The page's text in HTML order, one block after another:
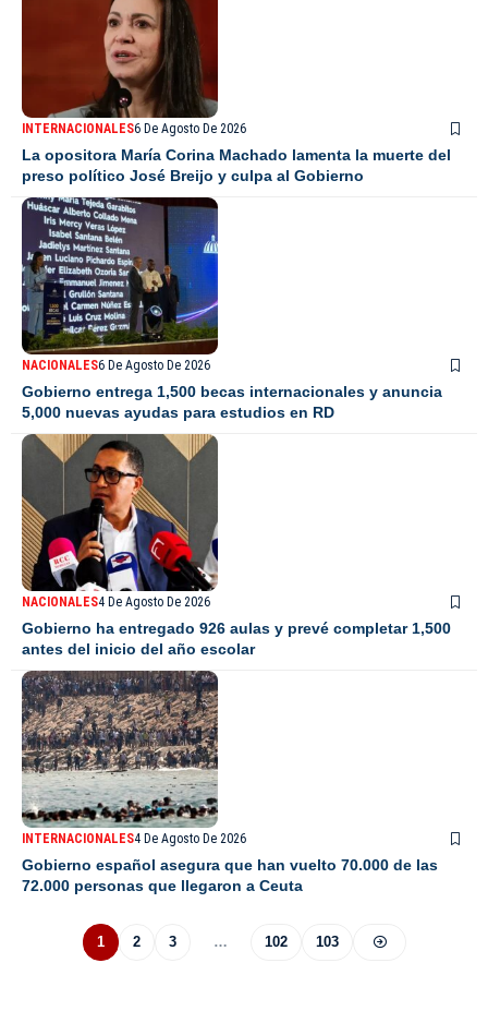
INTERNACIONALES6 De Agosto De 2026
La opositora María Corina Machado lamenta la muerte del
preso político José Breijo y culpa al Gobierno
NACIONALES6 De Agosto De 2026
Gobierno entrega 1,500 becas internacionales y anuncia
5,000 nuevas ayudas para estudios en RD
NACIONALES4 De Agosto De 2026
Gobierno ha entregado 926 aulas y prevé completar 1,500
antes del inicio del año escolar
INTERNACIONALES4 De Agosto De 2026
Gobierno español asegura que han vuelto 70.000 de las
72.000 personas que llegaron a Ceuta
1 2 3 … 102 103